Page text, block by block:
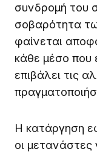
συνδρομή του
σοβαρότητα
φαίνεται
κάθε μέσο που
επιβάλει τις
Η κατάργηση
οι μετανάστες